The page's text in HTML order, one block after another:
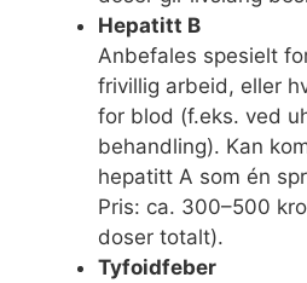
Hepatitt B
Anbefales spesielt
frivillig arbeid, eller
for blod (f.eks. ved
behandling). Kan
hepatitt A som én
Pris: ca. 300–500
doser totalt).
Tyfoidfeber